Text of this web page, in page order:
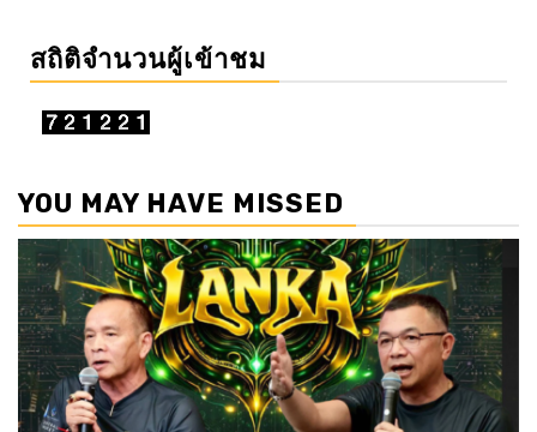
สถิติจำนวนผู้เข้าชม
YOU MAY HAVE MISSED